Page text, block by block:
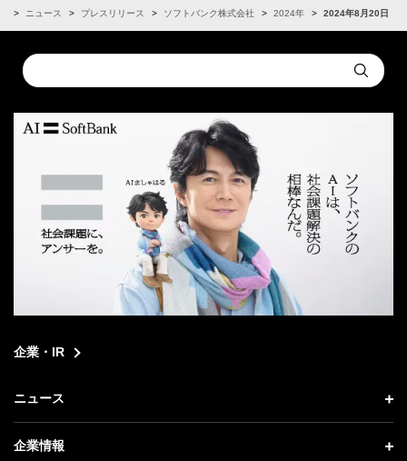
ニュース プレスリリース ソフトバンク株式会社 2024年 2024年8月20日
Conduct
a
Submit
企業・IR
ニュース
ニュース トップ
企業情報